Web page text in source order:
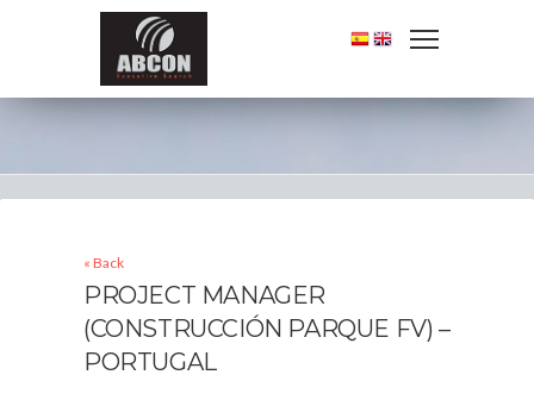
« Back
PROJECT MANAGER
(CONSTRUCCIÓN PARQUE FV) –
PORTUGAL